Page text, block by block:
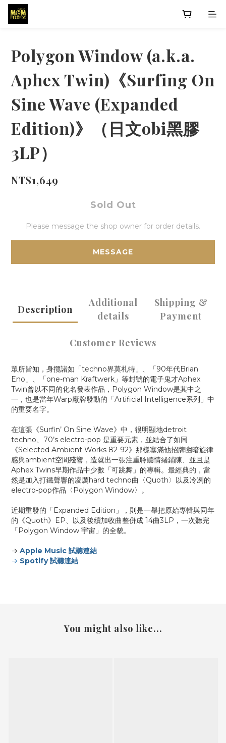
Polygon Window (a.k.a.
Aphex Twin)《Surfing On
Sine Wave (Expanded
Edition)》（日文obi黑膠
3LP）
NT$1,649
Sold Out
Please message the shop owner for order details.
MESSAGE
Description
Additional
details
Shipping &
Payment
Customer Reviews
眾所皆知，身攬諸如「techno界莫札特」、「90年代Brian
Eno」、「one-man Kraftwerk」等封號的電子鬼才Aphex
Twin曾以不同的化名發表作品，Polygon Window是其中之
一，也是當年Warp廠牌發動的「Artificial Intelligence系列」中
的重要名字。
在這張《Surfin’ On Sine Wave》中，很明顯地detroit
techno、70’s electro-pop 是重要元素，並結合了如同
《Selected Ambient Works 82-92》那樣塞滿他招牌幽暗旋律
感與ambient空間殘響，造就出一張注重聆聽情緒鋪陳、並且是
Aphex Twins早期作品中少數「可跳舞」的專輯。最經典的，當
然是加入打鐵聲響的凌厲hard techno曲〈Quoth〉以及冷冽的
electro-pop作品〈Polygon Window〉。
近期重發的「Expanded Edition」，則是一舉把原始專輯與同年
的《Quoth》EP、以及後續加收曲整併成 14曲3LP，一次聽完
「Polygon Window 宇宙」的全貌。
→ Apple Music 試聽連結
→ Spotify 試聽連結
You might also like...